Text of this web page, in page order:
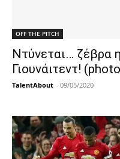
OFF THE PITCH
Ντύνεται… ζέβρα
Γιουνάιτεντ!
TalentAbout - 09/05/2020